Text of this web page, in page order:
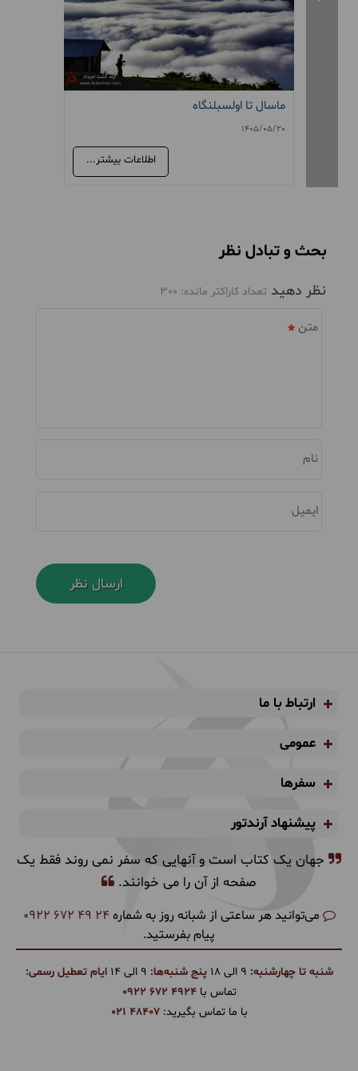
ماسال تا اولسبلنگاه
1405/05/20
اطلاعات بیشتر...
بحث و تبادل نظر
نظر دهید تعداد کاراکتر مانده: 300
متن
نام
ایمیل
ارتباط با ما
عمومی
سفرها
پیشنهاد آرندتور
جهان یک کتاب است و آنهایی که سفر نمی روند فقط یک
صفحه از آن را می خوانند.
می‌توانید هر ساعتی از شبانه روز به شماره 0922 672 49 24
پیام بفرستید.
شنبه تا چهارشنبه: پنج شنبه‌ها:
ایام تعطیل رسمی:
تماس با0922 672 4924
با ما تماس بگیرید:021 48407